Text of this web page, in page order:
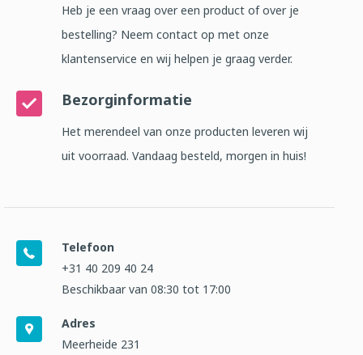
Heb je een vraag over een product of over je
bestelling? Neem contact op met onze
klantenservice en wij helpen je graag verder.
Bezorginformatie
Het merendeel van onze producten leveren wij
uit voorraad. Vandaag besteld, morgen in huis!
Telefoon
+31 40 209 40 24
Beschikbaar van 08:30 tot 17:00
Adres
Meerheide 231